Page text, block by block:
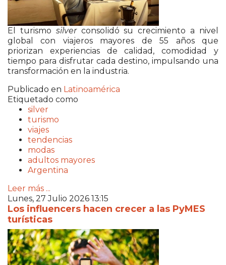
El turismo silverconsolidó su crecimiento a nivel
global con viajeros mayores de 55 años que
priorizan experiencias de calidad, comodidad y
tiempo para disfrutar cada destino, impulsando una
transformación en la industria.
Publicado en Latinoamérica
Etiquetado como
silver
turismo
viajes
tendencias
modas
adultos mayores
Argentina
Leer más ...
Lunes, 27 Julio 2026 13:15
Los influencers hacen crecer a las PyMES
turísticas